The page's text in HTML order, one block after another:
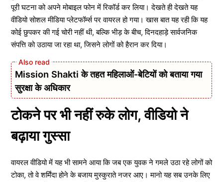
पूरी घटना को अपने मोबाइल फोन में रिकॉर्ड कर लिया। देखते ही देखते यह
वीडियो सोशल मीडिया प्लेटफॉर्म्स पर वायरल हो गया। खास बात यह रही कि यह
कोई छुपकर की गई चोरी नहीं थी, बल्कि भीड़ के बीच, दिनदहाड़े सार्वजनिक
संपत्ति को उठाया जा रहा था, जिसने लोगों को हैरान कर दिया।
Mission Shakti के तहत महिलाओं-बेटियों को बताया गया
सुरक्षा के अधिकार
टोकने पर भी नहीं रुके लोग, वीडियो ने
बढ़ाया गुस्सा
वायरल वीडियो में यह भी सामने आया कि जब एक युवक ने गमले उठा रहे लोगों को
टोका, तो वे शर्मिंदा होने के बजाय मुस्कुराते नजर आए। मानो यह सब उनके लिए